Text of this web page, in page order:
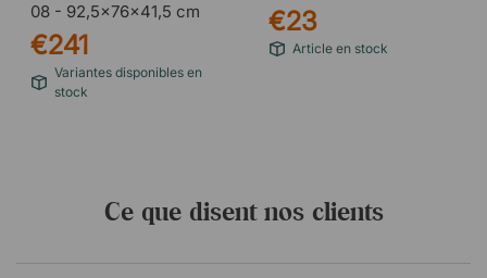
08 - 92,5x76x41,5 cm
€241
Variantes disponibles en
stock
€23
Article en stock
Ce que disent nos clients